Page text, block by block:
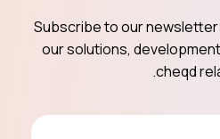
Subscribe to our
our solutions,
cheqd